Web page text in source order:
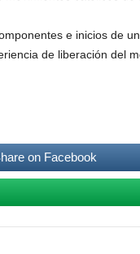
e inicios de
de liberación del
on Facebook